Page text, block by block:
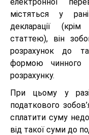
містяться у
декларації
статтею), він
розрахунок до
формою чинного
розрахунку.
При цьому у
податкового
сплатити суму
від такої суми до